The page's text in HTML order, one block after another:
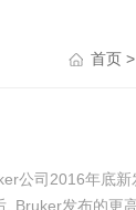
首页 >
公司2016年底
Bruker发布的更